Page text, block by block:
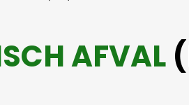
AFVAL